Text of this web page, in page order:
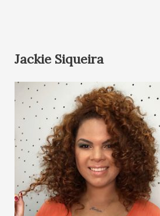
Jackie Siqueira